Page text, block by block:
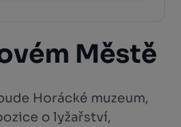
Městě
Horácké muzeum,
o lyžařství,